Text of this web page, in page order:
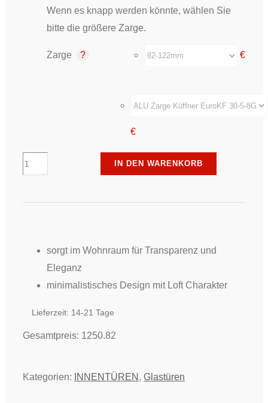
Wenn es knapp werden könnte, wählen Sie
bitte die größere Zarge.
€
Zarge
€
Erkelenz
-
Cuts
Grey
IN DEN WARENKORB
sorgt im Wohnraum für Transparenz und
Eleganz
minimalistisches Design mit Loft Charakter
Lieferzeit: 14-21 Tage
Gesamtpreis: 1250.82
Kategorien: INNENTÜREN , Glastüren